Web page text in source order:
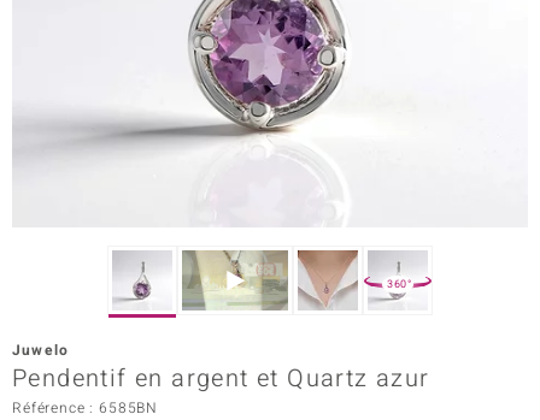
360°
Juwelo
Pendentif en argent et Quartz azur
Référence : 6585BN